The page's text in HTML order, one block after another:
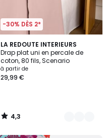
-30% DÈS 2*
LA REDOUTE INTERIEURS
Drap plat uni en percale de
coton, 80 fils, Scenario
à partir de
29,99 €
4,3
/ 5
21
Couleurs
4,3
/